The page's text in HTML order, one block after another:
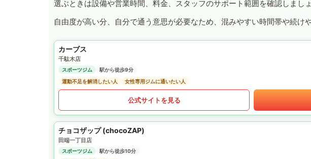
選ぶときは設備や営業時間、料金、スタッフのサポート範囲を確認しましょ
自由度が高い分、自分で通う意思が必要なため、混みやすい時間帯や続け
カーブス
千駄木店
スポーツジム
駅から徒歩9分
運動不足を解消したい人
女性専用ジムに通いたい人
公式サイトを見る
チョコザップ (chocoZAP)
田端一丁目店
スポーツジム
駅から徒歩10分